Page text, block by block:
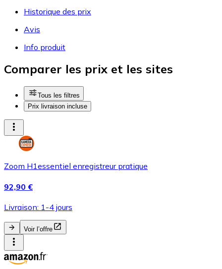
Historique des prix
Avis
Info produit
Comparer les prix et les sites
Tous les filtres
Prix livraison incluse
Zoom H1essentiel enregistreur pratique
92,90 €
Livraison: 1-4 jours
Voir l’offre